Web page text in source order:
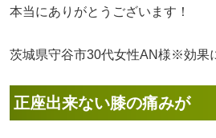
本当にありがとうございます！
茨城県守谷市30代女性AN様※効果
正座出来ない膝の痛みが